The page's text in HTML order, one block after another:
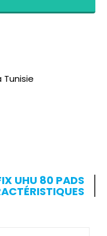
Tunisie
UHU 80 PADS